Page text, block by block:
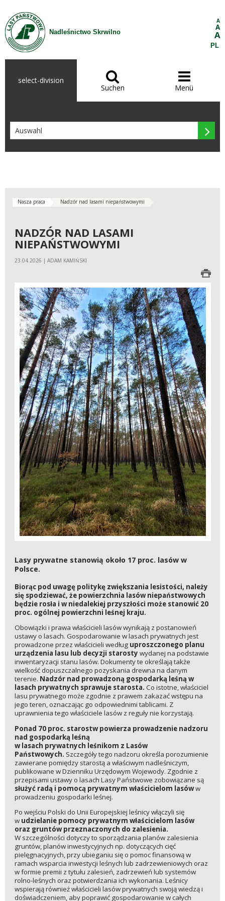
Zum Inhalt wechseln
Nadleśnictwo Skrwilno
A
A
A
PL
select-division 
Suchen

Menü

Nasza praca Nadzór nad lasami niepaństwowymi
NADZÓR NAD LASAMI
NIEPAŃSTWOWYMI
23.04.2026 | ADAM KAMIŃSKI
Lasy prywatne stanowią około 17 proc. lasów w
Polsce.
Biorąc pod uwagę politykę zwiększania lesistości, należy
się spodziewać, że powierzchnia lasów niepaństwowych
będzie rosła i w niedalekiej przyszłości może stanowić 20
proc. ogólnej powierzchni leśnej kraju.
Obowiązki i prawa właścicieli lasów wynikają z postanowień
ustawy o lasach. Gospodarowanie w lasach prywatnych jest
prowadzone przez właścicieli według uproszczonego planu
urządzenia lasu lub decyzji starosty wydanej na podstawie
inwentaryzacji stanu lasów. Dokumenty te określają także
wielkość dopuszczalnego pozyskania drewna na danym
terenie. Nadzór nad prowadzoną gospodarką leśną w
lasach prywatnych sprawuje starosta. Co istotne, właściciel
lasu prywatnego może zgodnie z prawem zakazać wstępu na
jego teren, oznaczając go odpowiednimi tablicami. Z
uprawnienia tego właściciele lasów z reguły nie korzystają.
Ponad 70 proc. starostw powierza prowadzenie nadzoru
nad gospodarką leśną
w lasach prywatnych leśnikom z Lasów
Państwowych. Szczegóły tego nadzoru określa porozumienie
zawierane pomiędzy starostą a właściwym nadleśniczym,
publikowane w Dzienniku Urzędowym Wojewody. Zgodnie z
przepisami ustawy o lasach Lasy Państwowe zobowiązane są
służyć radą i pomocą prywatnym właścicielom lasóww
prowadzeniu gospodarki leśnej.
Po wejściu Polski do Unii Europejskiej leśnicy włączyli się
w udzielanie pomocy prywatnym właścicielom lasów
oraz gruntów przeznaczonych do zalesienia.
W szczególności dotyczy to sporządzania planów zalesienia
gruntów, planów inwestycyjnych np. dotyczących cięć
pielęgnacyjnych, przy ubieganiu się o pomoc finansową w
ramach wsparcia inwestycji leśnych lub zadrzewieniowych oraz
w formie premii z tytułu zalesień, zadrzewień lub systemów
rolno-leśnych oraz potwierdzania ich wykonania. Leśnicy
wspierają również właścicieli lasów prywatnych swoją wiedzą i
doświadczeniem, aby poprawić gospodarowanie w całych